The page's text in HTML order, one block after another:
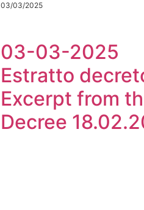
03/03/2025
03-03-2025
Estratto
Excerpt from
Decree